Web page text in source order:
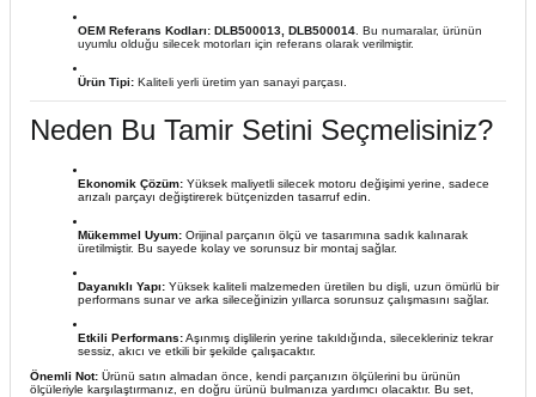
OEM Referans Kodları: DLB500013, DLB500014 . Bu numaralar, ürünün
uyumlu olduğu silecek motorları için referans olarak verilmiştir.
Ürün Tipi: Kaliteli yerli üretim yan sanayi parçası.
Neden Bu Tamir Setini Seçmelisiniz?
Ekonomik Çözüm: Yüksek maliyetli silecek motoru değişimi yerine, sadece
arızalı parçayı değiştirerek bütçenizden tasarruf edin.
Mükemmel Uyum: Orijinal parçanın ölçü ve tasarımına sadık kalınarak
üretilmiştir. Bu sayede kolay ve sorunsuz bir montaj sağlar.
Dayanıklı Yapı: Yüksek kaliteli malzemeden üretilen bu dişli, uzun ömürlü bir
performans sunar ve arka sileceğinizin yıllarca sorunsuz çalışmasını sağlar.
Etkili Performans:Aşınmış dişlilerin yerine takıldığında, silecekleriniz tekrar
sessiz, akıcı ve etkili bir şekilde çalışacaktır.
Önemli Not: Ürünü satın almadan önce, kendi parçanızın ölçülerini bu ürünün
ölçüleriyle karşılaştırmanız, en doğru ürünü bulmanıza yardımcı olacaktır. Bu set,